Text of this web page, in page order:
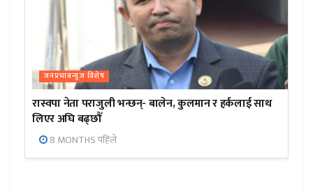
जनप्रभाबन्युज विशेष
रास्वपा नेता पराजुली भन्छन्- बालेन, कुलमान र हर्कलाई साथ
लिएर अघि बढ्छौँ
8 MONTHS पहिले